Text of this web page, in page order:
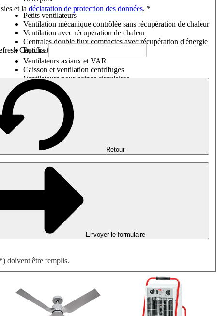
Petits ventilateurs
Ventilation mécanique contrôlée sans récupération de chaleur
Ventilation avec récupération de chaleur
Centrales double flux compactes avec récupération d'énergie
Purificateurs d'air/Moniteurs CO
Ventilateurs axiaux et VAR
Caisson et ventilation centrifuges
Ventilateurs pour gaines circulaires
Ventilateurs pour gaines rectangulaires
Tourelles de toiture
Désenfumage, détection incendie et ventilation de parking
Ventilateurs antidéflagrants
Mesurer. Contrôler. Réguler.
Traitement d'air
Accessoires aérauliques
et la déclaration de protection des données. *
Retour
Envoyer le formulaire
doivent être remplis.